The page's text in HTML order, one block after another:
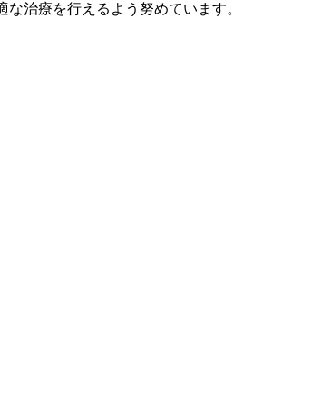
治療を行えるよう努めています。